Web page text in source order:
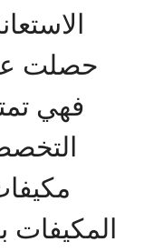
حصلت
فهي